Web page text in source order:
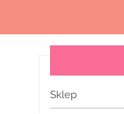
Sklep